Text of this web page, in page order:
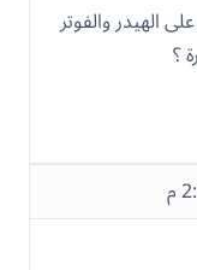
ايضا عند التعديل بواسطة elementor على الهيدر والفوتر
؟